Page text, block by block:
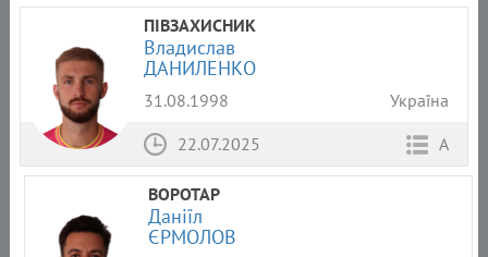
ПІВЗАХИСНИК
Владислав
ДАНИЛЕНКО
31.08.1998
Україна
22.07.2025
А
ВОРОТАР
Даніїл
ЄРМОЛОВ